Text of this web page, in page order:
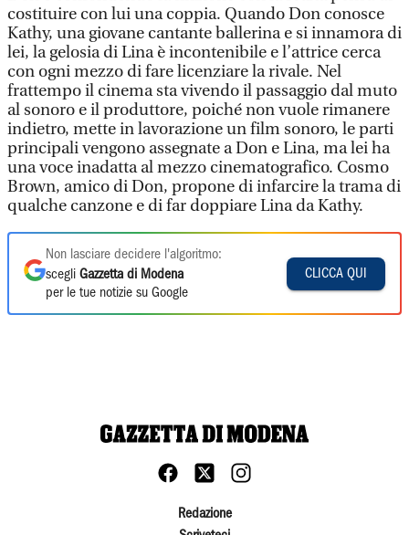
costituire con lui una coppia. Quando Don conosce
Kathy, una giovane cantante ballerina e si innamora di
lei, la gelosia di Lina è incontenibile e l’attrice cerca
con ogni mezzo di fare licenziare la rivale. Nel
frattempo il cinema sta vivendo il passaggio dal muto
al sonoro e il produttore, poiché non vuole rimanere
indietro, mette in lavorazione un film sonoro, le parti
principali vengono assegnate a Don e Lina, ma lei ha
una voce inadatta al mezzo cinematografico. Cosmo
Brown, amico di Don, propone di infarcire la trama di
qualche canzone e di far doppiare Lina da Kathy.
Non lasciare decidere l'algoritmo:
scegli Gazzetta di Modena
per le tue notizie su Google
CLICCA QUI
Redazione